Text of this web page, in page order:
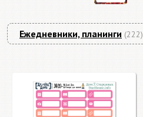
Ежедневники, планинги (222)